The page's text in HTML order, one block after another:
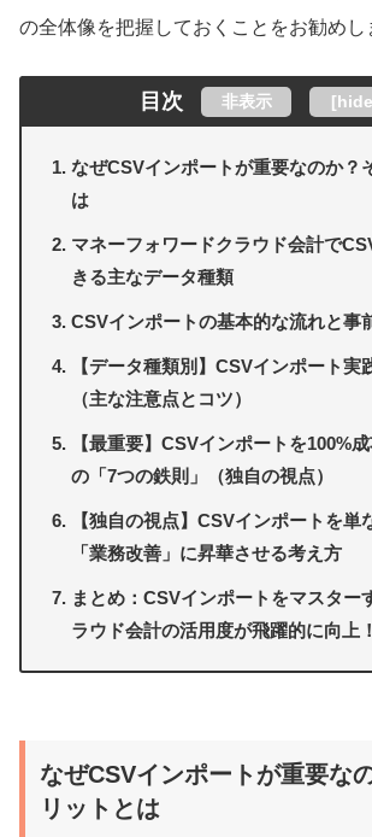
の全体像を把握しておくことをお勧めし
目次 非表示 [hide
なぜCSVインポートが重要なのか？
は
マネーフォワードクラウド会計で
きる主なデータ種類
CSVインポートの基本的な流れと事
【データ種類別】CSVインポート実
（主な注意点とコツ）
【最重要】CSVインポートを100%
の「7つの鉄則」（独自の視点）
【独自の視点】CSVインポートを単
「業務改善」に昇華させる考え方
まとめ：CSVインポートをマスター
ラウド会計の活用度が飛躍的に向上！
なぜCSVインポートが重要な
リットとは